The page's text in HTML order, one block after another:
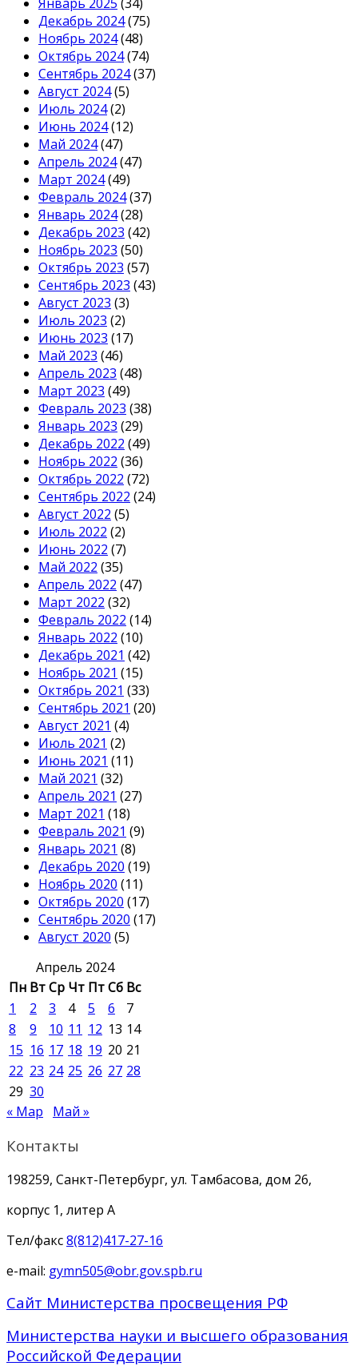
Декабрь 2024(75)
Ноябрь 2024(48)
Октябрь 2024(74)
Сентябрь 2024(37)
Август 2024(5)
Июль 2024(2)
Июнь 2024(12)
Май 2024(47)
Апрель 2024(47)
Март 2024(49)
Февраль 2024(37)
Январь 2024(28)
Декабрь 2023 (42)
Ноябрь 2023 (50)
Октябрь 2023 (57)
Сентябрь 2023 (43)
Август 2023 (3)
Июль 2023 (2)
Июнь 2023 (17)
Май 2023 (46)
Апрель 2023 (48)
Март 2023 (49)
Февраль 2023 (38)
Январь 2023 (29)
Декабрь 2022 (49)
Ноябрь 2022 (36)
Октябрь 2022 (72)
Сентябрь 2022 (24)
Август 2022 (5)
Июль 2022 (2)
Июнь 2022 (7)
Май 2022 (35)
Апрель 2022 (47)
Март 2022 (32)
Февраль 2022 (14)
Январь 2022 (10)
Декабрь 2021 (42)
Ноябрь 2021 (15)
Октябрь 2021 (33)
Сентябрь 2021 (20)
Август 2021 (4)
Июль 2021 (2)
Июнь 2021 (11)
Май 2021 (32)
Апрель 2021 (27)
Март 2021 (18)
Февраль 2021 (9)
Январь 2021 (8)
Декабрь 2020 (19)
Ноябрь 2020 (11)
Октябрь 2020 (17)
Сентябрь 2020 (17)
Август 2020 (5)
Апрель 2024
Пн ВтСр Чт ПтСб Вс
1
2 3 4 5 6
7
8
9 10 11 12 13 14
15 16 17 18 19 20 21
22 23 24 25 26 27 28
29 30
« Мар
Май »
Контакты
198259, Санкт-Петербург, ул. Тамбасова, дом 26,
корпус 1, литер А
Тел/факс8(812)417-27-16
e-mail: gymn505@obr.gov.spb.ru
Сайт Министерства просвещения РФ
Министерства науки и высшего образования
Российской Федерации